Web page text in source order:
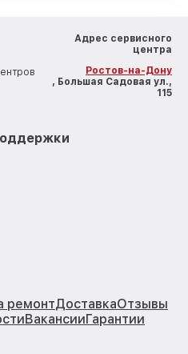
Адрес сервисного
центра
Ростов-на-Дону
, Большая Садовая ул.,
115
ремонтДоставкаОтзывы
ВакансииГарантии